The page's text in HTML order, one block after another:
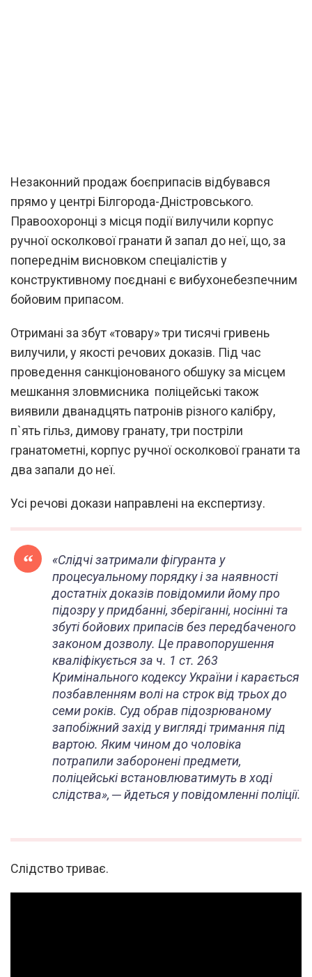
Незаконний продаж боєприпасів відбувався
прямо у центрі Білгорода-Дністровського.
Правоохоронці з місця події вилучили корпус
ручної осколкової гранати й запал до неї, що, за
попереднім висновком спеціалістів у
конструктивному поєднані є вибухонебезпечним
бойовим припасом.
Отримані за збут «товару» три тисячі гривень
вилучили, у якості речових доказів. Під час
проведення санкціонованого обшуку за місцем
мешкання зловмисника поліцейські також
виявили дванадцять патронів різного калібру,
п`ять гільз, димову гранату, три постріли
гранатометні, корпус ручної осколкової гранати та
два запали до неї.
Усі речові докази направлені на експертизу.
«Слідчі затримали фігуранта у
процесуальному порядку і за наявності
достатніх доказів повідомили йому про
підозру у придбанні, зберіганні, носінні та
збуті бойових припасів без передбаченого
законом дозволу. Це правопорушення
кваліфікується за ч. 1 ст. 263
Кримінального кодексу України і карається
позбавленням волі на строк від трьох до
семи років. Суд обрав підозрюваному
запобіжний захід у вигляді тримання під
вартою. Яким чином до чоловіка
потрапили заборонені предмети,
поліцейські встановлюватимуть в ході
слідства», ─ йдеться у повідомленні поліції.
Слідство триває.